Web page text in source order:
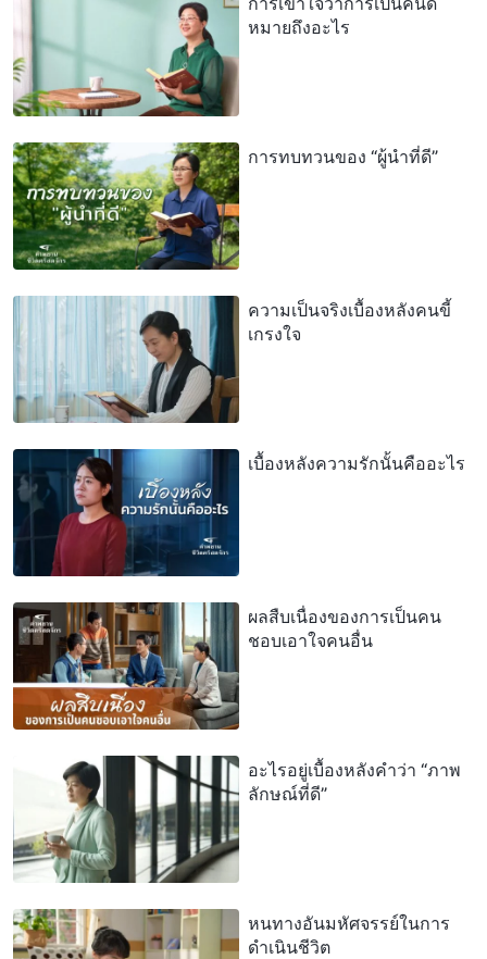
หมายถึงอะไร
การทบทวนของ “ผู้นำที่ดี”
ความเป็นจริงเบื้องหลังคนขี้
เกรงใจ
เบื้องหลังความรักนั้นคืออะไร
ผลสืบเนื่องของการเป็นคน
ชอบเอาใจคนอื่น
อะไรอยู่เบื้องหลังคำว่า “ภาพ
ลักษณ์ที่ดี”
หนทางอันมหัศจรรย์ในการ
ดำเนินชีวิต